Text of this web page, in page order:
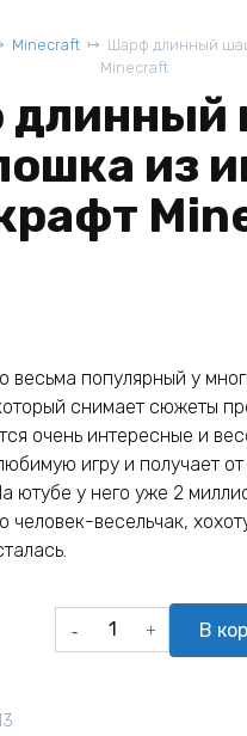
Minecraft
Шарф длинный
Minecraft
из
весьма популярный у
снимает сюжеты
очень интересные и
игру и получает
ютубе у него уже 2
человек-весельчак,
Количество
товара
В